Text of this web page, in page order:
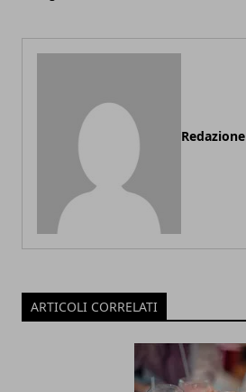
Redazione
ARTICOLI CORRELATI